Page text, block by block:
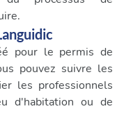
pour le permis de
pouvez suivre les
les professionnels
d'habitation ou de